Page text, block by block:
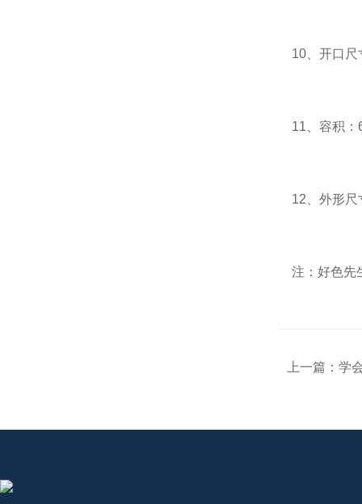
10、开口尺
11、容积：
12、外形尺
注：好色先
上一篇： 学